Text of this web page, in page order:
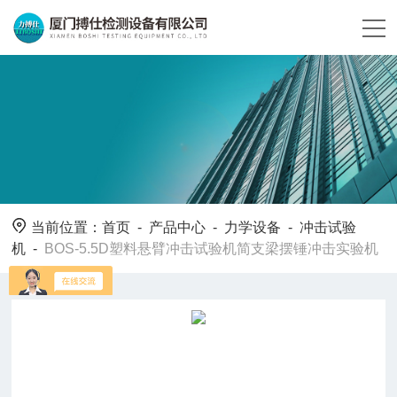
当前位置：首页 - 产品中心 - 力学设备 -冲击试验
机 - BOS-5.5D塑料悬臂冲击试验机简支梁摆锤冲击实验机